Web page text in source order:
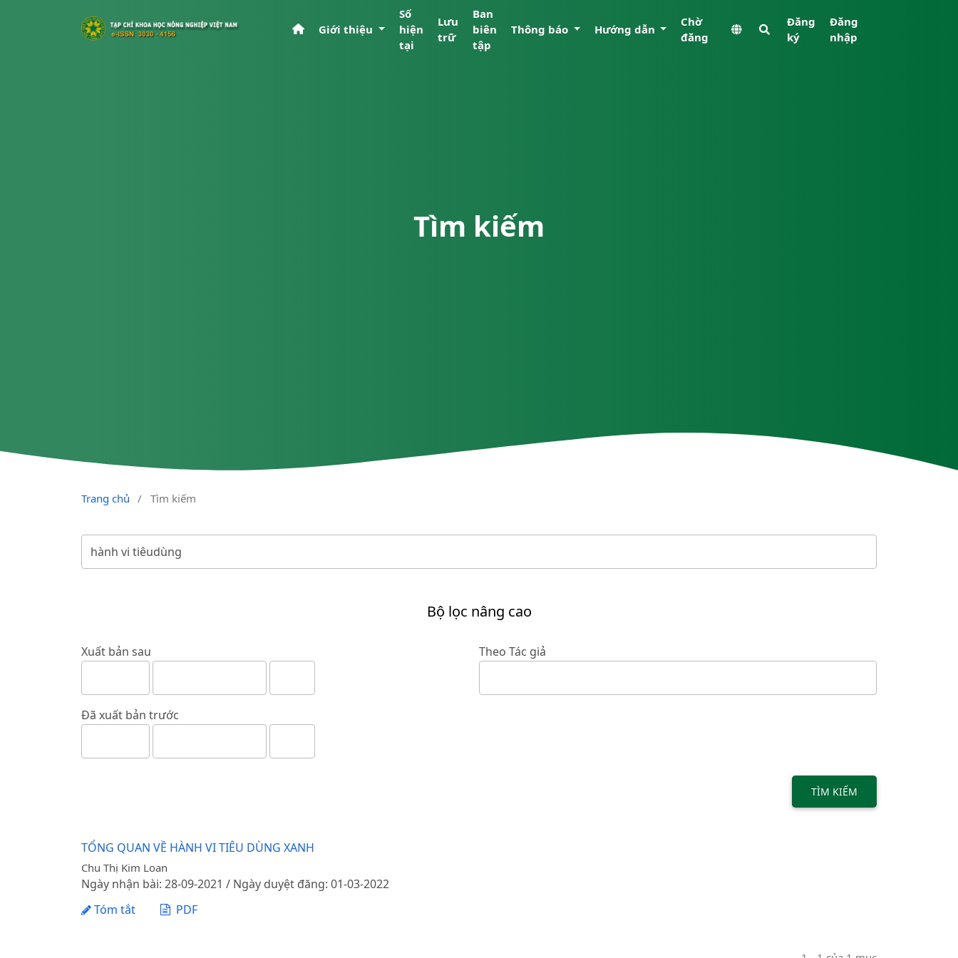
Giới thiệu
Số
hiện
tại
Lưu
trữ
Ban
biên
tập
Thông báo Hướng dẫn
Chờ
đăng
Đăng
ký
Đăng
nhập
Tìm kiếm
Trang chủ / Tìm kiếm
Bộ lọc nâng cao
Xuất bản sau
Đã xuất bản trước
Theo Tác giả
TÌM KIẾM
TỔNG QUAN VỀ HÀNH VI TIÊU DÙNG XANH
Chu Thị Kim Loan
Ngày nhận bài: 28-09-2021 / Ngày duyệt đăng: 01-03-2022
Tóm tắt
PDF